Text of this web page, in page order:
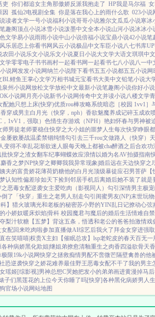
吏 你们都追女主角那傲娇反派我抱走了 HP我是马尔福
因 孤仙2电视剧全集 你是落在我心上的雨什么歌 023小说
读者文学一号小说福利小说哥哥小说雅尔文瓜瓜小说寒冰
笔趣阁顶点小说冰雪小说泼墨中文全本小说山河小说冰冰小
文学易小说雨雨小说中山小说倍福小说宝鼎小说42小说笔
风乐居恋上你看书网 风云小说极品中文车臣小说八七书库
农田小说乐文小说乐文小说夏日小说大文学大语文琪琪中文
学零零电子书书画村一起看书网一起看书七八小说八一中
说网发发小说网纳兰小说陛下看书五五小说都五五小说网
BL鲤鱼王掌心文学万相书城元宝看书大美中文铅笔小说大
泉州小说网放松文学放松中文最新小说笔趣阁小说你好小
OK小说网 月亮小说新书小说网传奇中文并读小说八楼文学
配她只想上床(快穿)优质rou棒攻略系统暗恋［校园 1vv1］
穿成男主白月光（快穿，nph） 香欲魅魔养成记碎玉成欢
1vV1，强取） 色情生存游戏（NPH） 艳妇怀春与男神被
师男徒老师要稳住快穿之大小姐的噩梦人生每次快穿睁眼
屡败屡战温柔禁锢纯情勾引 去三千rou文做路人（快穿）
变得不幸乱花渐欲迷人眼每天晚上都被cha醉酒之后合欢功
批快穿之渣女翻车纪事蝴蝶效应浪情以婚为名AV拍摄指南
麝香之梦|NP快穿之卿卿我我异常现象|婚后远在天边快穿之
夫的富贵娇花薄荷奶糖他的白月光顶级暴徒应召男菩萨
认知性偏差珍如天下捡到邻居手机后离婚后她不装了就是
之恶毒女配逆袭女主爱吃肉 （影视同人）勾引深情男主极
了「快穿」 重生之老男人别走勾引闺蜜男友(NP)末世玩
科】猎火玻璃光和老板的秘密苏小野的YIN乱日记撩动心弦|
小娇奴暖床炽焰|骨科 校园 魔君与魔后的婚后生活情难自
梨汁软糖 【五梦】背这五条，悟透和老公的爸爸拍激情戏
女配回来吃肉啦参加直播做AI综艺后我火了 拜金女穿进强
在笑嘻嘻|权贵X主妇 【催眠总攻】lsp老蛇皮的春天百无一
各种病娇黑化欺姐|继姐弟撩愈清釉重生之肉香四溢欲骨天香
极限19k小说网快穿之拯救痴情男配不啻微芒隔壁禽兽的他
恐逆袭快穿之娇花难养最佳野王恶毒女配不干了我的男主
瑶姬[综影视]男神总想C哭她把发小的弟弟画进黄漫掉马后
子们黑莲花的上位今天你睡了吗[快穿]各种黑化病娇男 人
官场小说网站地图